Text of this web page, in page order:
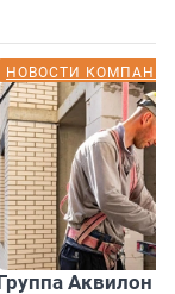
НОВОСТИ
Аквилон